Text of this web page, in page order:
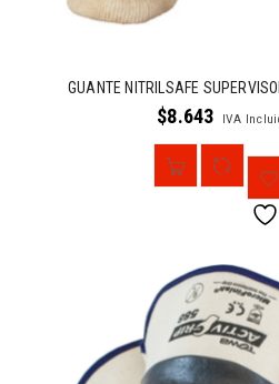
GUANTE NITRILSAFE
$8.643 IVA